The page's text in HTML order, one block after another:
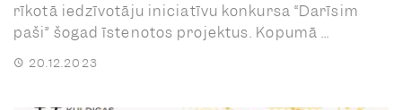
rīkotā iedzīvotāju iniciatīvu konkursa “Darīsim
paši” šogad īstenotos projektus. Kopumā ...
20.12.2023